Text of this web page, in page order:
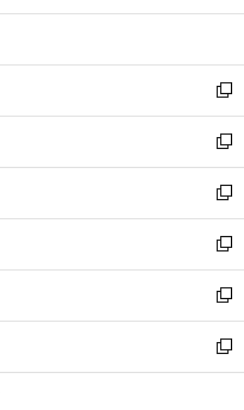
開
ウ
開
く
ン
ウ
で
開
く
ウ
ン
ド
ウ
で
開
く
新
し
い
ウ
ィ
ン
ド
ウ
で
開
く
新
し
い
ウ
ィ
ン
ド
ウ
で
開
新
し
い
ウ
ィ
ン
ド
ウ
新
し
い
ウ
ィ
ン
新
し
い
ウ
新
し